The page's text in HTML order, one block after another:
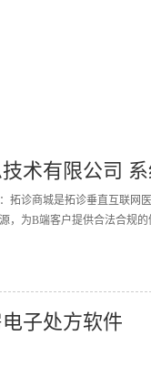
术有限公司
拓诊商城是拓诊垂直互联网
，为B端客户提供合法合规
子处方软件